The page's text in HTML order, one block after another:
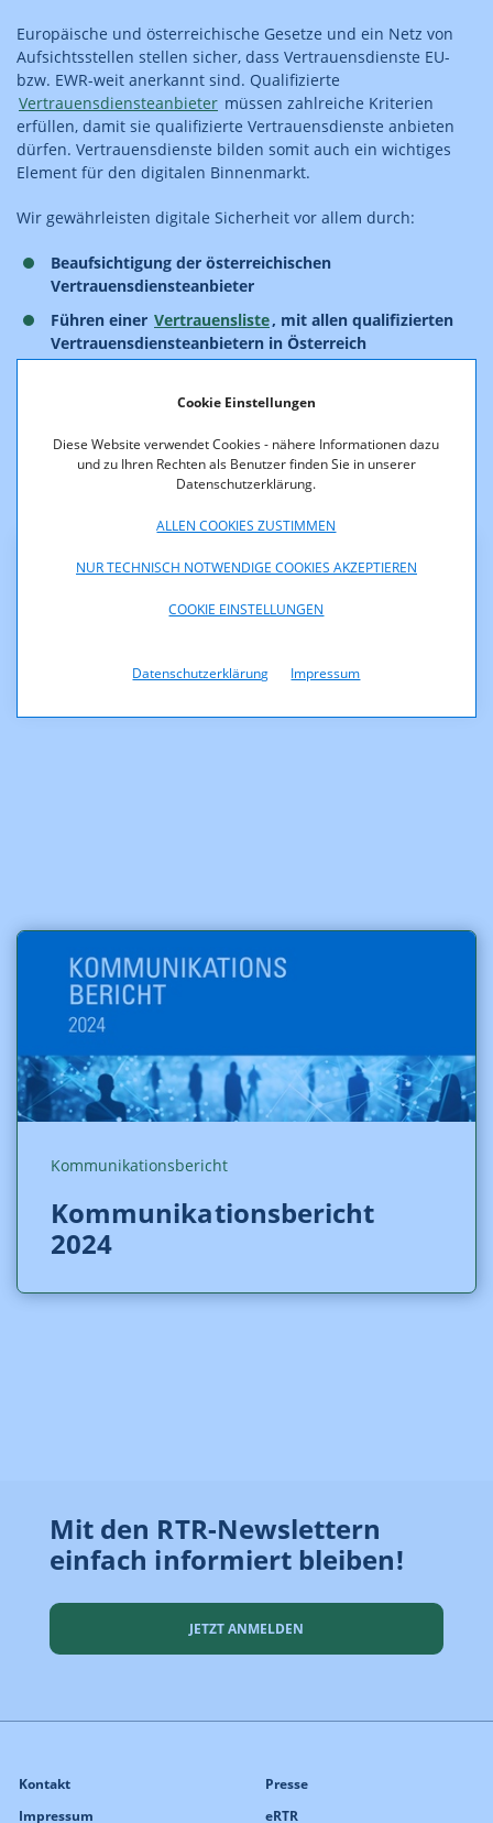
Cookie Einstellungen
Diese Website verwendet Cookies - nähere Informationen dazu
und zu Ihren Rechten als Benutzer finden Sie in unserer
Datenschutzerklärung.
ALLEN COOKIES ZUSTIMMEN
NUR TECHNISCH NOTWENDIGE COOKIES AKZEPTIEREN
COOKIE EINSTELLUNGEN
Datenschutzerklärung Impressum
Europäische und österreichische Gesetze und ein Netz von
Aufsichtsstellen stellen sicher, dass Vertrauensdienste EU-
bzw. EWR-weit anerkannt sind. Qualifizierte
Vertrauensdiensteanbieter müssen zahlreiche Kriterien
erfüllen, damit sie qualifizierte Vertrauensdienste anbieten
dürfen. Vertrauensdienste bilden somit auch ein wichtiges
Element für den digitalen Binnenmarkt.
Wir gewährleisten digitale Sicherheit vor allem durch:
Beaufsichtigung der österreichischen
Vertrauensdiensteanbieter
Führen einer Vertrauensliste, mit allen qualifizierten
Vertrauensdiensteanbietern in Österreich
Unsere Services im Bereich
Vertrauensdienste
Signatur-Prüfung
Kommunikationsbericht
Kommunikationsbericht
2024
Mit den RTR-Newslettern
einfach informiert bleiben!
JETZT ANMELDEN
Kontakt
Impressum
Presse
eRTR